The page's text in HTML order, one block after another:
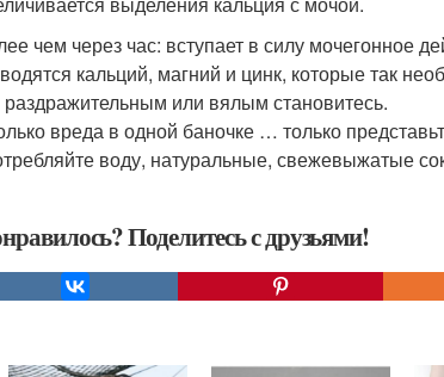
чем через час: вступает в силу мочегонное
кальций, магний и цинк, которые так
или вялым становитесь.
вреда в одной баночке … только
воду, натуральные, свежевыжатые
Поделитесь с друзьями!